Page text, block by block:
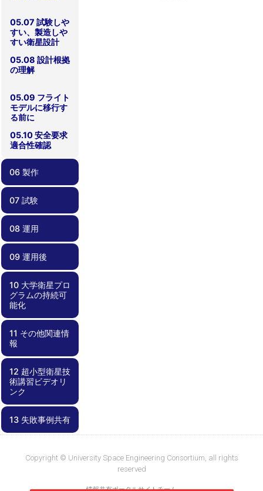
05.07 試験しや
すい、製造しや
すい衛星設計
05.08 設計根拠
の理解
05.09 フライト
モデルに移行す
る前に
05.10 安全要求
適合性確認
06 製作
06.00 製作
06.01 品質管理
06.02 作業外注
06.03 安全要求
07 試験
07.00 試験
07.01 電磁適合
07.02 End-to-
07.03 電気的イ
試験
07.04 システム
07.05 End-to-
07.06 展開試験
07.07 フィット
07.08 熱試験
07.09 振動試験
07.10 試験コン
07.11 外部試験
07.12 試験結果
07.13 不具合対
07.14 衛星の保
07.15 安全要求
08 運用
08.00 運用
08.01 地上系準
08.02 運用計画
08.03 不具合対
09 運用後
09.00 運用後
09.01 レッスン
ズラーンド
09.02 記録化と
成果報告・公開
09.03 ノウハウ
共有
10 大学衛星プロ
グラムの持続可
能化
10.00 大学衛星
プログラムの持
10.01 プログラ
ムとしての視点
10.02 学内基盤
の強化
10.03 資金確保
10.04 外部連携
11 その他関連情
報
11.00 その他関
連情報
11.01 失敗事例
集
11.02 部品デー
タベース
12 超小型衛星技
術講習ビデオリ
ンク
12.00 超小型衛
12.01
12.02 工事中
13 失敗事例共有
共有Copyright © University Space Engineering Consortium, all rights
reserved